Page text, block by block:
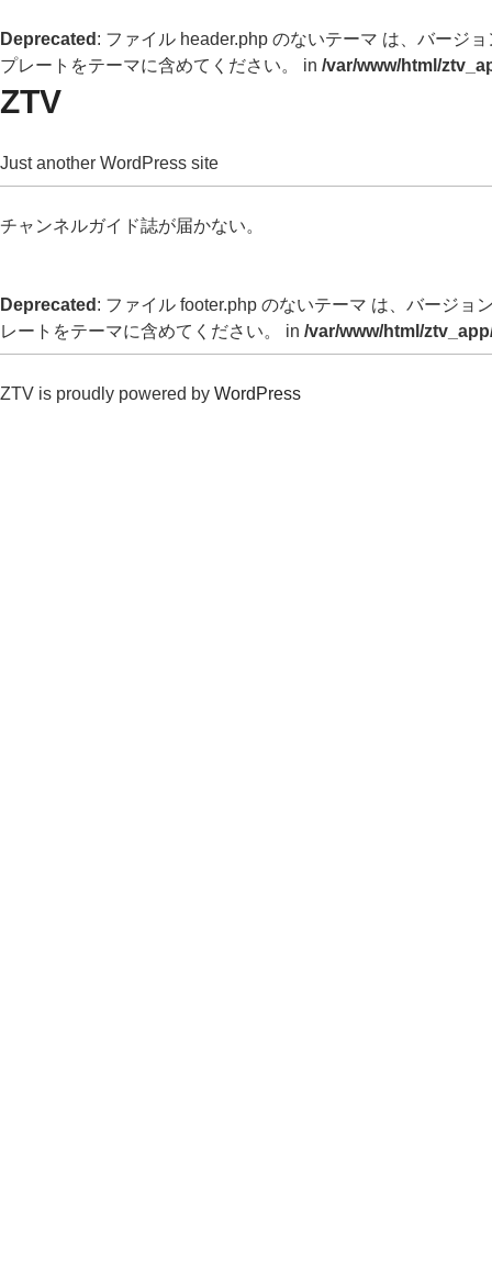
Deprecated : ファイル header.php のないテーマ は、バージ
プレートをテーマに含めてください。 in /var/www/html/
ZTV
Just another WordPress site
チャンネルガイド誌が届かない。
Deprecated : ファイル footer.php のないテーマ は、バージョ
レートをテーマに含めてください。 in /var/www/html/
ZTV is proudly powered by WordPress